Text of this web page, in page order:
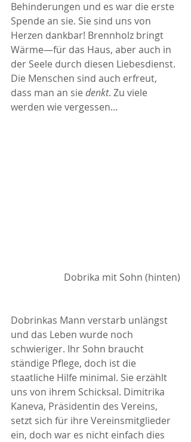
Behinderungen und es war die erste
Spende an sie. Sie sind uns von
Herzen dankbar! Brennholz bringt
Wärme—für das Haus, aber auch in
der Seele durch diesen Liebesdienst.
Die Menschen sind auch erfreut,
dass man an sie denkt. Zu viele
werden wie vergessen…
Dobrika mit Sohn (hinten)
Dobrinkas Mann verstarb unlängst
und das Leben wurde noch
schwieriger. Ihr Sohn braucht
ständige Pflege, doch ist die
staatliche Hilfe minimal. Sie erzählt
uns von ihrem Schicksal. Dimitrika
Kaneva, Präsidentin des Vereins,
setzt sich für ihre Vereinsmitglieder
ein, doch war es nicht einfach dies